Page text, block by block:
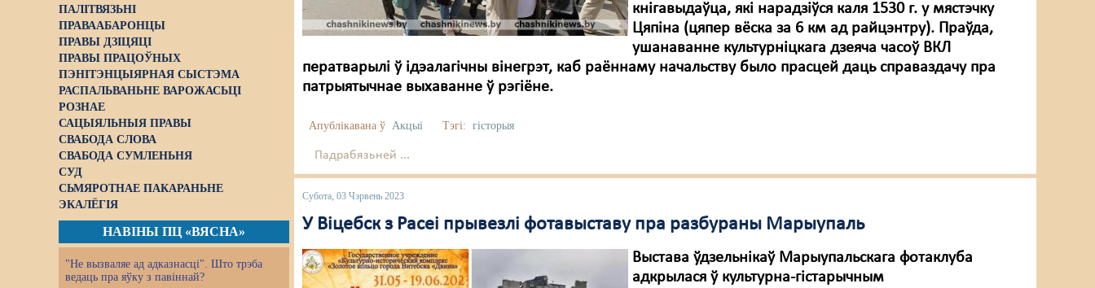
ПАЛІТВЯЗЬНІ
ПРАВААБАРОНЦЫ
ПРАВЫ ДЗІЦЯЦІ
ПРАВЫ ПРАЦОЎНЫХ
ПЭНІТЭНЦЫЯРНАЯ СЫСТЭМА
РАСПАЛЬВАНЬНЕ ВАРОЖАСЬЦІ
РОЗНАЕ
САЦЫЯЛЬНЫЯ ПРАВЫ
СВАБОДА СЛОВА
СВАБОДА СУМЛЕНЬНЯ
СУД
СЬМЯРОТНАЕ ПАКАРАНЬНЕ
ЭКАЛЁГІЯ
НАВІНЫ ПЦ «ВЯСНА»
"Не вызваляе ад адказнасці". Што трэба
ведаць пра яўку з павіннай?
кнігавыдаўца, які нарадзіўся каля 1530 г. у мястэчку
Цяпіна (цяпер вёска за 6 км ад райцэнтру). Праўда,
ушанаванне культурніцкага дзеяча часоў ВКЛ
ператварылі ў ідэалагічны вінегрэт, каб раённаму начальству было прасцей даць справаздачу пра
патрыятычнае выхаванне ў рэгіёне.
Апублікавана ў Акцыі Тэгі: гісторыя
Падрабязьней ...
Субота, 03 Чэрвень 2023
У Віцебск з Расеі прывезлі фотавыставу пра разбураны Марыупаль
Выстава ўдзельнікаў Марыупальскага фотаклуба
адкрылася ў культурна-гістарычным